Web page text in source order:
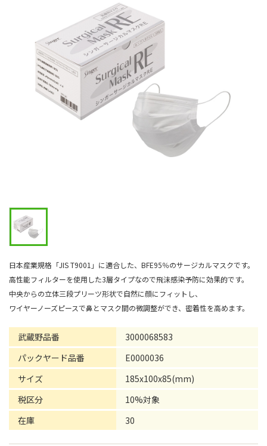
日本産業規格「JIS T9001」に適合した、BFE95％のサージカルマスクです。
高性能フィルターを使用した3層タイプなので飛沫感染予防に効果的です。
中央からの立体三段プリーツ形状で自然に顔にフィットし、
ワイヤーノーズピースで鼻とマスク間の微調整ができ、密着性を高めます。
武蔵野品番
3000068583
パックヤード品番
E0000036
サイズ
185x100x85(mm)
税区分
10%対象
在庫
30